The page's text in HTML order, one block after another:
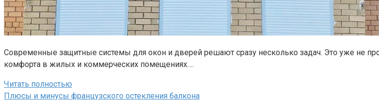
Современные защитные системы для окон и дверей решают сразу несколько задач. Это уже не
комфорта в жилых и коммерческих помещениях….
Читать полностью
Плюсы и минусы французского остекления балкона